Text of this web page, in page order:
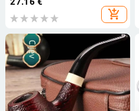
zaštita od vjetra, poklopac zračnog
kanala
add_shopping_cart